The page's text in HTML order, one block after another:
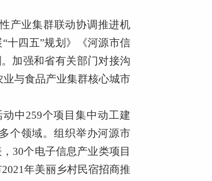
产业集群联动协调推进机
十四五”规划》《河源市信
加强和省有关部门对接沟
与食品产业集群核心城市
中259个项目集中动工建
个领域。组织举办河源市
30个电子信息产业类项目
年美丽乡村民宿招商推